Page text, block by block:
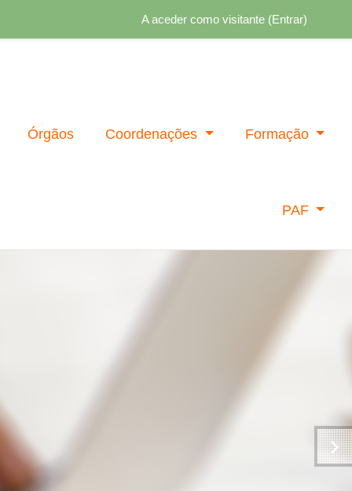
A aceder como visitante (Entrar)
Órgãos Coordenações Formação
PAF